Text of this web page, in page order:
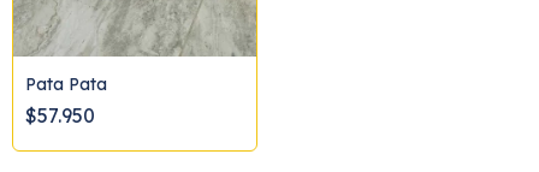
Pata Pata
$57.950